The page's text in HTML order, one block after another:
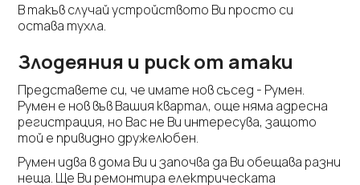
В такъв случай устройството Ви просто си
остава тухла.
Злодеяния и риск от атаки
Представете си, че имате нов съсед - Румен.
Румен е нов във Вашия квартал, още няма адресна
регистрация, но Вас не Ви интересува, защото
той е привидно дружелюбен.
Румен идва в дома Ви и започва да Ви обещава разни
неща. Ще Ви ремонтира електрическата